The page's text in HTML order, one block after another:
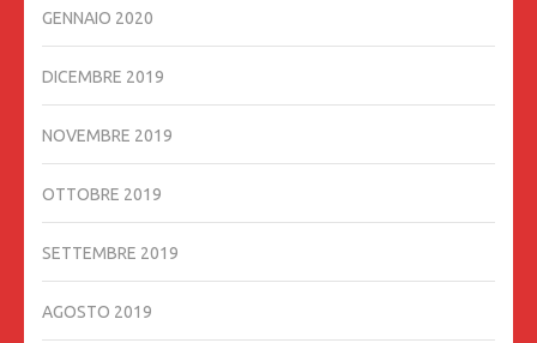
GENNAIO 2020
DICEMBRE 2019
NOVEMBRE 2019
OTTOBRE 2019
SETTEMBRE 2019
AGOSTO 2019